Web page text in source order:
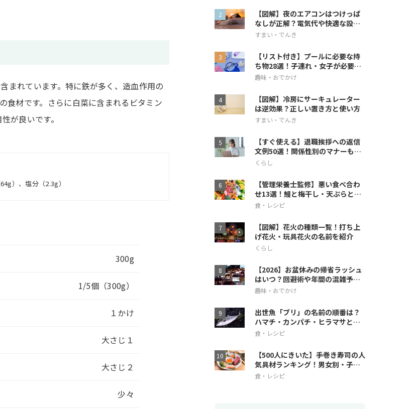
まれています。特に鉄が多く、造血作用の
食材です。さらに白菜に含まれるビタミン
が良いです。
）、塩分（2.3g）
300g
1/5個（300g）
１かけ
大さじ１
大さじ２
少々
【図解】夜のエアコンはつけっぱ
なしが正解？電気代や快適な設定
を解説
すまい・でんき
【リスト付き】プールに必要な持
ち物28選！子連れ・女子が必要な
アイテムも
趣味・おでかけ
【図解】冷房にサーキュレーター
は逆効果？正しい置き方と使い方
すまい・でんき
【すぐ使える】退職挨拶への返信
文例50選！関係性別のマナーも徹
底解説
くらし
【管理栄養士監修】悪い食べ合わ
せ13選！鰻と梅干し・天ぷらとス
イカの相性も
食・レシピ
【図解】花火の種類一覧！打ち上
げ花火・玩具花火の名前を紹介
くらし
【2026】お盆休みの帰省ラッシュ
はいつ？回避術や年間の混雑予想
も
趣味・おでかけ
出世魚「ブリ」の名前の順番は？
ハマチ・カンパチ・ヒラマサとの
違いも解説
食・レシピ
【500人にきいた】手巻き寿司の人
気具材ランキング！男女別・子ど
も人気も
食・レシピ